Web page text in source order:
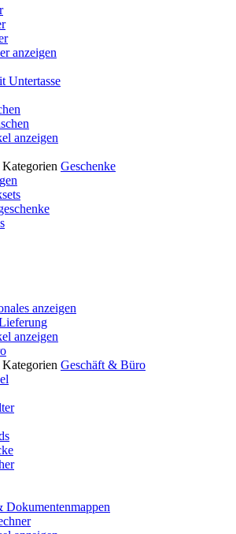
anzeigen
Untertasse
anzeigen
Geschenke
anzeigen
anzeigen
Geschäft & Büro
Dokumentenmappen